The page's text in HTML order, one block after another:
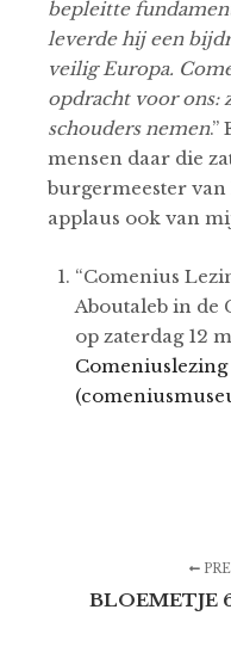
bepleitte
leverde hij een
veilig Europa.
opdracht voor ons:
schouders nemen.”
mensen daar die
burgermeester
applaus ook van
“Comenius
Aboutaleb in de
op zaterdag 12
BLOEMETJE